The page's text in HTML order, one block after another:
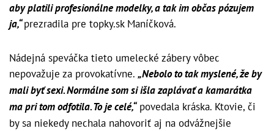
aby platili profesionálne modelky, a tak im občas pózujem
ja,“prezradila pre topky.sk Maníčková.
Nádejná speváčka tieto umelecké zábery vôbec
nepovažuje za provokatívne. „Nebolo to tak myslené, že by
mali byť sexi. Normálne som si išla zaplávať a kamarátka
ma pri tom odfotila. To je celé,“povedala kráska. Ktovie, či
by sa niekedy nechala nahovoriť aj na odvážnejšie